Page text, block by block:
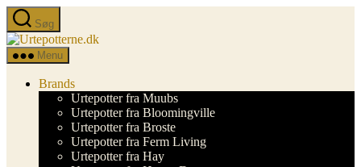
Spring
til
indholdet
Søg
Urtepotterne.dk
Menu
Brands
Urtepotter fra Muubs
Urtepotter fra Bloomingville
Urtepotter fra Broste
Urtepotter fra Ferm Living
Urtepotter fra Hay